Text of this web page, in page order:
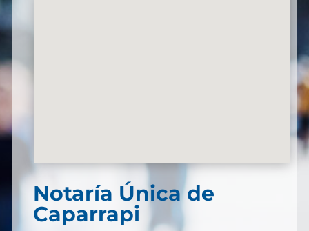
Notaría Única de
Caparrapi